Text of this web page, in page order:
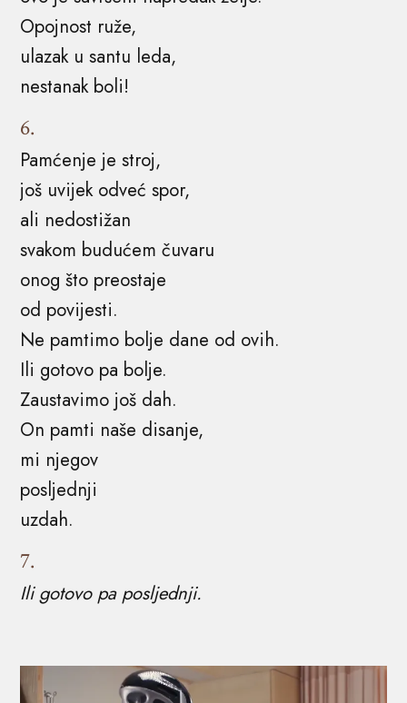
Opojnost ruže,
ulazak u santu leda,
nestanak boli!
6.
Pamćenje je stroj,
još uvijek odveć spor,
ali nedostižan
svakom budućem čuvaru
onog što preostaje
od povijesti.
Ne pamtimo bolje dane od ovih.
Ili gotovo pa bolje.
Zaustavimo još dah.
On pamti naše disanje,
mi njegov
posljednji
uzdah.
7.
Ili gotovo pa posljednji.